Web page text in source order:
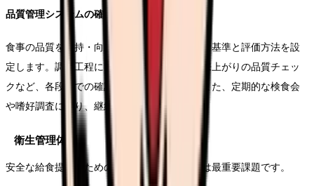
品質管理システムの確立
食事の品質を維持・向上させるため、具体的な基準と評価方法を設
定します。調理工程における温度管理や、出来上がりの品質チェッ
クなど、各段階での確認体制を整備します。また、定期的な検食会
や嗜好調査により、継続的な改善を進めます。
衛生管理体制
安全な給食提供のための衛生管理体制の構築は最重要課題です。